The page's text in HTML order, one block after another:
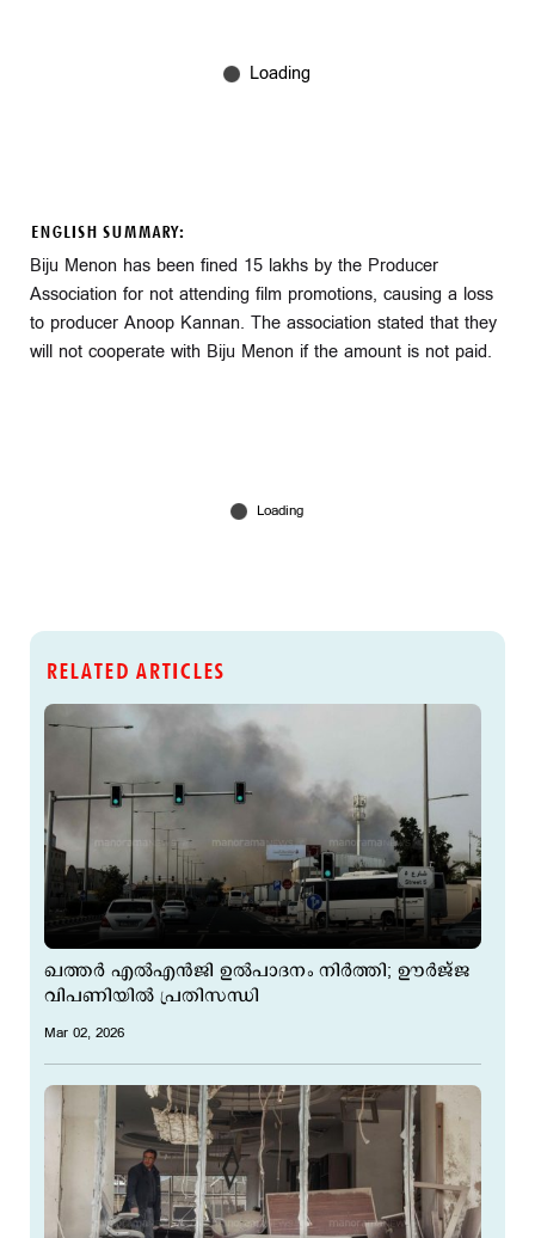
ENGLISH SUMMARY:
Biju Menon has been fined 15 lakhs by the Producer
Association for not attending film promotions, causing a loss
to producer Anoop Kannan. The association stated that they
will not cooperate with Biju Menon if the amount is not paid.
RELATED ARTICLES
ഖത്തർ എൽഎൻജി ഉൽപാദനം നിർത്തി; ഊർജ്ജ
വിപണിയില്‍ പ്രതിസന്ധി
Mar 02, 2026